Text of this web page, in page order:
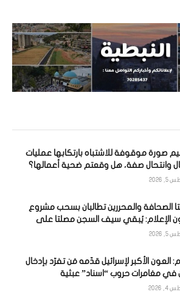
صورة موقوفة للاشتباه بارتكابها عمليات
وانتحال صفة، هل وقعتم ضحية أعمالها؟
2026
الصحافة والمحررين تطالبان بسحب مشروع
الإعلام: يُبقي سيف السجن مصلتا على
2026
العون الأكبر لإسرائيل قدّمه مَن تفرّد بإدخال
في مغامرات حروب “اسناد” عبثية
2026